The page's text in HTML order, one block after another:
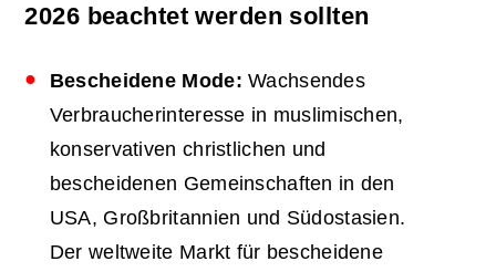
2026 beachtet werden sollten
Bescheidene Mode: Wachsendes
Verbraucherinteresse in muslimischen,
konservativen christlichen und
bescheidenen Gemeinschaften in den
USA, Großbritannien und Südostasien.
Der weltweite Markt für bescheidene